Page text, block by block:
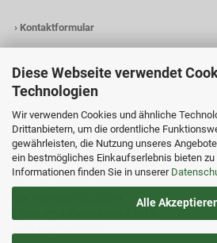
Diese Webseite verwendet
Technologien
Wir verwenden Cookies und ähnliche
Drittanbietern, um die ordentliche
gewährleisten, die Nutzung unseres
ein bestmögliches Einkaufserlebnis bieten zu
Informationen finden Sie in unserer
Alle
› Kontaktformular
KONTAKTDATEN
Angelhütte
Inh.: Christina Heß
Preßwitzer Str. 18
D-07338 Hohenwarte